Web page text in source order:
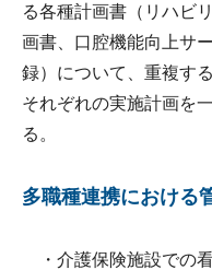
る各種計画書（リハビ
画書、口腔機能向上サ
録）について、重複す
それぞれの実施計画を
る。
多職種連携における
・介護保険施設での